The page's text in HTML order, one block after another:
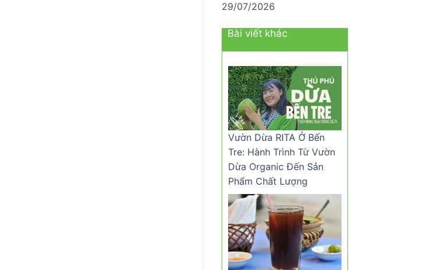
29/07/2026
Bài viết khác
Vườn Dừa RITA Ở Bến
Tre: Hành Trình Từ Vườn
Dừa Organic Đến Sản
Phẩm Chất Lượng